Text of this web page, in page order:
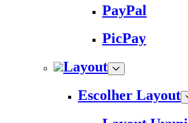
PayPal
PicPay
Layout
Escolher Layout